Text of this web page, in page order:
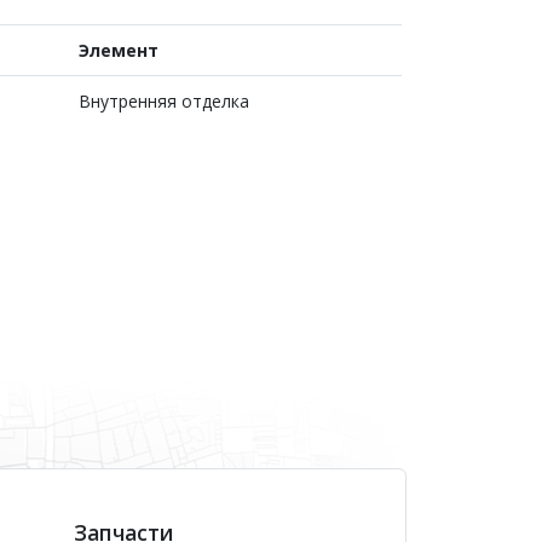
Элемент
Внутренняя отделка
Запчасти